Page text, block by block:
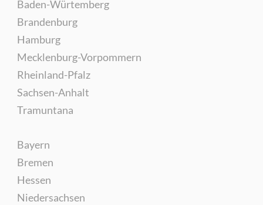
Baden-Würtemberg
Brandenburg
Hamburg
Mecklenburg-Vorpommern
Rheinland-Pfalz
Sachsen-Anhalt
Tramuntana
Bayern
Bremen
Hessen
Niedersachsen